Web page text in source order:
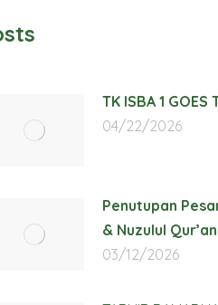
TK ISBA 1 GOES
04/22/2026
Penutupan
& Nuzulul Qur’an
03/12/2026